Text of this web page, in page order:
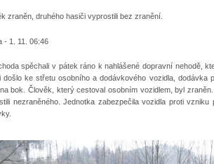
zraněn, druhého hasiči vyprostili bez zranění.
- 1. 11. 06:46
spěchali v pátek ráno k nahlášené dopravní nehodě,
došlo ke střetu osobního a dodávkového vozidla, dodávka
bok. Člověk, který cestoval osobním vozidlem, byl
nezraněného. Jednotka zabezpečila vozidla proti